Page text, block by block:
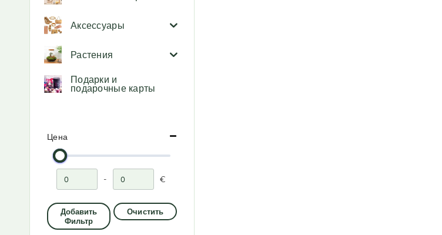
Аксессуары
Растения
Подарки и
подарочные карты
Цена
Минимальная цена
- Максимальная цена
€
Добавить
Фильтр
Очистить